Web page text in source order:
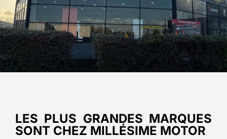
LES PLUS GRANDES MARQUES
SONT CHEZ MILLÉSIME MOTOR